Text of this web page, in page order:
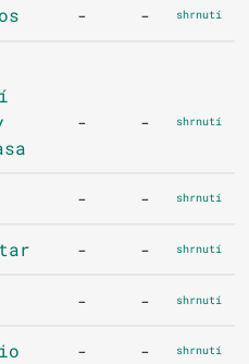
- - shrnutí
- - shrnutí
- - shrnutí
- - shrnutí
- - shrnutí
- - shrnutí